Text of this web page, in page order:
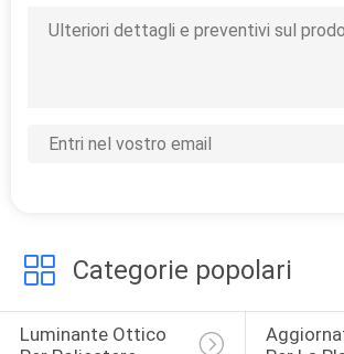
Categorie popolari
Luminante Ottico